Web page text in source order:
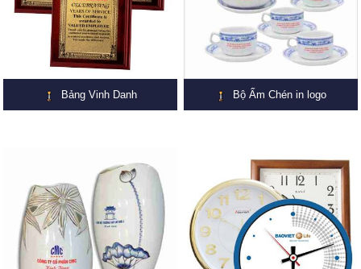
Bảng Vinh Danh Bộ Ấm Chén in logo